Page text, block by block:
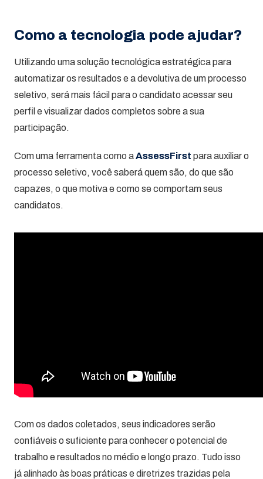
Como a tecnologia pode ajudar?
Utilizando uma solução tecnológica estratégica para
automatizar os resultados e a devolutiva de um processo
seletivo, será mais fácil para o candidato acessar seu
perfil e visualizar dados completos sobre a sua
participação.
Com uma ferramenta como aAssessFirst para auxiliar o
processo seletivo, você saberá quem são, do que são
capazes, o que motiva e como se comportam seus
candidatos.
Com os dados coletados, seus indicadores serão
confiáveis o suficiente para conhecer o potencial de
trabalho e resultados no médio e longo prazo. Tudo isso
já alinhado às boas práticas e diretrizes trazidas pela